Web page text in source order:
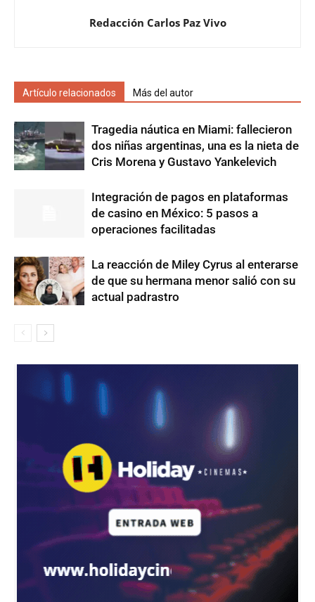
Redacción Carlos Paz Vivo
Artículo relacionados Más del autor
Tragedia náutica en Miami: fallecieron
dos niñas argentinas, una es la nieta de
Cris Morena y Gustavo Yankelevich
Integración de pagos en plataformas
de casino en México: 5 pasos a
operaciones facilitadas
La reacción de Miley Cyrus al enterarse
de que su hermana menor salió con su
actual padrastro